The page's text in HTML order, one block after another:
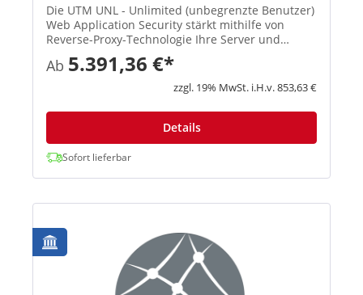
Die UTM UNL - Unlimited (unbegrenzte Benutzer)
Web Application Security stärkt mithilfe von
Reverse-Proxy-Technologie Ihre Server und
schützt sie damit vor modernen Angriffen und
Datenverlusten. So können Sie sicher
Anwendungen wie Outlook Web Access...
Ab 5.391,36 €*
zzgl. 19% MwSt. i.H.v. 853,63 €
Details
Sofort lieferbar